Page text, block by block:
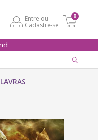
Entre ou
Cadastre-se
0